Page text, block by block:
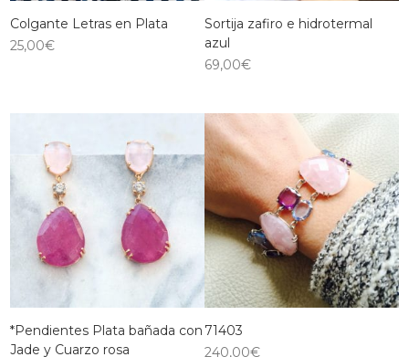
Colgante Letras en Plata
25,00€
Sortija zafiro e hidrotermal
azul
69,00€
*Pendientes Plata bañada con
Jade y Cuarzo rosa
71403
240,00€